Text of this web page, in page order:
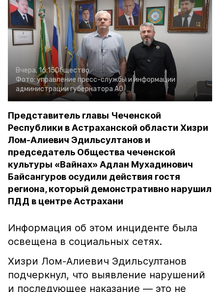
Вчера, 16:15Общество
Фото: управление пресс-службы и информации
администрации губернатора АО
Представитель главы Чеченской
Республики в Астраханской области Хизри
Лом-Алиевич Эдильсултанов и
председатель Общества чеченской
культуры «Вайнах» Адлан Мухадинович
Байсангуров осудили действия гостя
региона, который демонстративно нарушил
ПДД в центре Астрахани
Информация об этом инциденте была
освещена в социальных сетях.
Хизри Лом-Алиевич Эдильсултанов
подчеркнул, что выявление нарушений
и последующее наказание — это не